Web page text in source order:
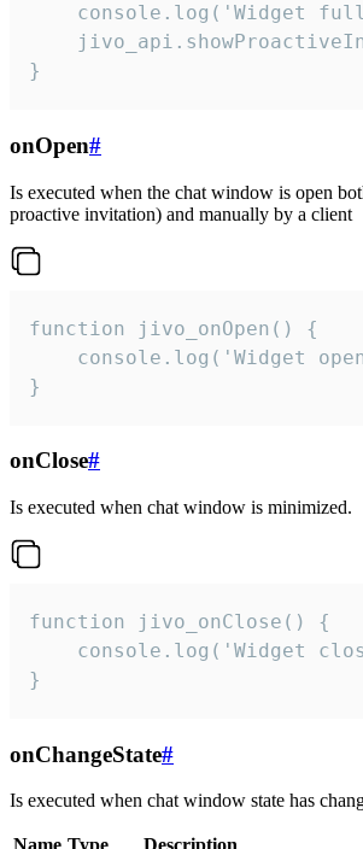
console.log('Widget
}
onOpen#
Is executed when the chat window is open
proactive invitation) and manually by a client
function jivo_onOpen() {
console.log('Widget
}
onClose#
Is executed when chat window is minimized.
function jivo_onClose() {
console.log('Widget
}
onChangeState#
Is executed when chat window state has